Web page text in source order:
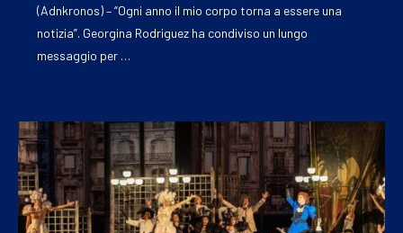
(Adnkronos) – “Ogni anno il mio corpo torna a essere una
notizia”. Georgina Rodriguez ha condiviso un lungo
messaggio per …